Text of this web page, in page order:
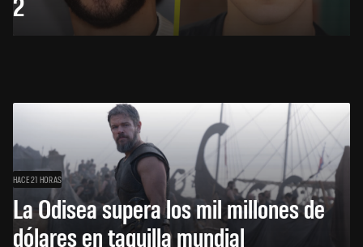
HACE 21 HORAS
La Odisea supera los mil millones de
dólares en taquilla mundial